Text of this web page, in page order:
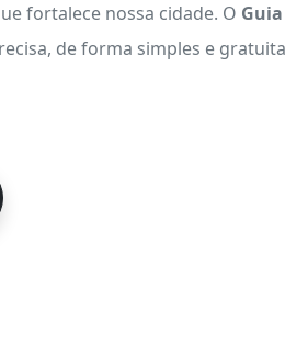
fortalece nossa cidade. O
de forma simples e